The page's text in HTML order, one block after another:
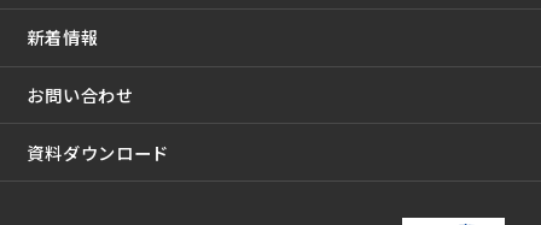
新着情報
お問い合わせ
資料ダウンロード